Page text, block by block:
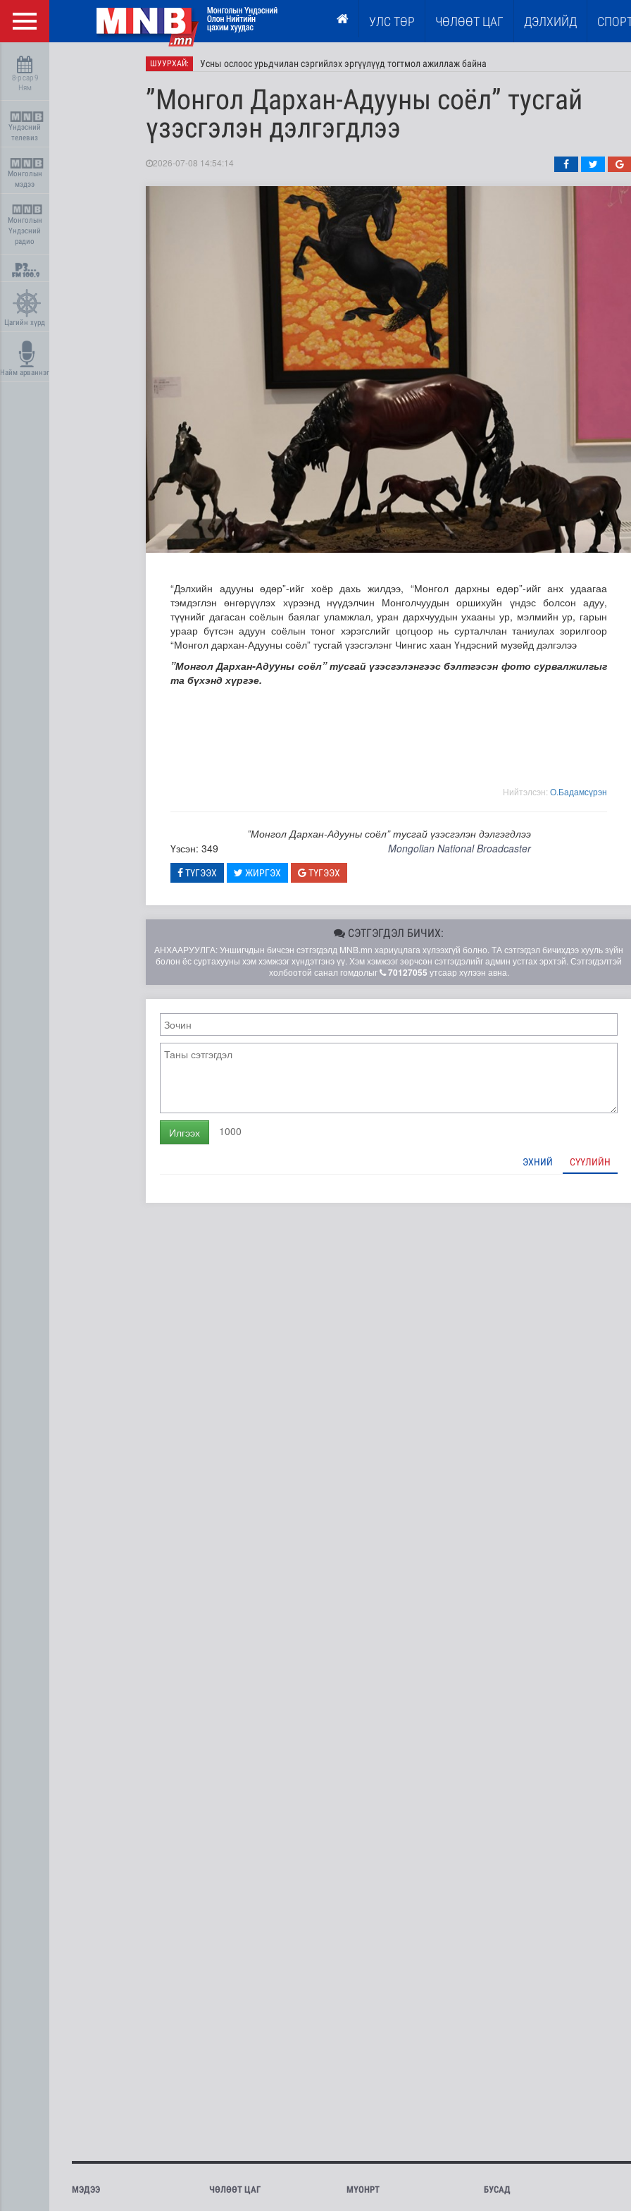
УЛС ТӨР ЧӨЛӨӨТ ЦАГ ДЭЛХИЙД
8-р сар 9
Ням
Үндэсний
телевиз
Монголын
мэдээ
Монголын
Үндэсний
радио
Цагийн хүрд
Найм арваннэг
ШУУРХАЙ: Усны ослоос урьдчилан сэргийлэх эргүүлүүд тогтмол ажиллаж байна
Манай улс 3.10 тонн алт гадаадад гаргажээ
Цэцэрлэгийн цахим бүртгэл маргааш эхэлнэ
”Монгол Дархан-Адууны соёл” тусгай
үзэсгэлэн дэлгэгдлээ
2026-07-08 14:54:14
“Дэлхийн адууны өдөр”-ийг хоёр дахь жилдээ, “Монгол дархны өдөр”-ийг анх удаагаа
тэмдэглэн өнгөрүүлэх хүрээнд нүүдэлчин Монголчуудын оршихуйн үндэс болсон адуу,
түүнийг дагасан соёлын баялаг уламжлал, уран дархчуудын ухааны ур, мэлмийн ур, гарын
ураар бүтсэн адуун соёлын тоног хэрэгслийг цогцоор нь сурталчлан таниулах зорилгоор
“Монгол дархан-Адууны соёл” тусгай үзэсгэлэнг Чингис хаан Үндэсний музейд дэлгэлээ
”Монгол Дархан-Адууны соёл” тусгай үзэсгэлэнгээс бэлтгэсэн фото сурвалжилгыг
та бүхэнд хүргэе.
Нийтэлсэн: О.Бадамсүрэн
”Монгол Дархан-Адууны соёл” тусгай үзэсгэлэн дэлгэгдлээ
Үзсэн: 349
Mongolian National Broadcaster
ТҮГЭЭХ ЖИРГЭХ ТҮГЭЭХ
СЭТГЭГДЭЛ БИЧИХ:
АНХААРУУЛГА: Уншигчдын бичсэн сэтгэгдэлд MNB.mn хариуцлага хүлээхгүй болно. ТА сэтгэгдэл бичихдээ хууль зүйн
болон ёс суртахууны хэм хэмжээг хүндэтгэнэ үү. Хэм хэмжээг зөрчсөн сэтгэгдэлийг админ устгах эрхтэй. Сэтгэгдэлтэй
холбоотой санал гомдолыг
70127055 утсаар хүлээн авна.
Илгээх 1000
ЭХНИЙ СҮҮЛИЙН
МЭДЭЭ ЧӨЛӨӨТ ЦАГ МҮОНРТ БУСАД